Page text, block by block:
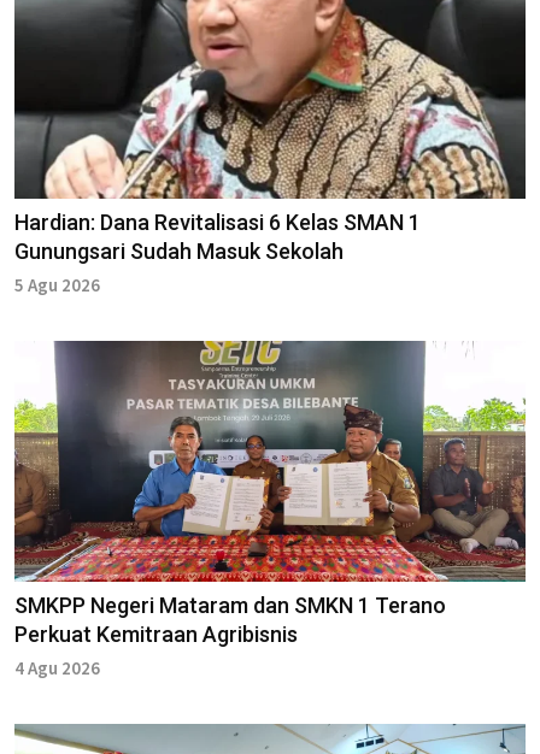
Hardian: Dana Revitalisasi 6 Kelas SMAN 1
Gunungsari Sudah Masuk Sekolah
5 Agu 2026
SMKPP Negeri Mataram dan SMKN 1 Terano
Perkuat Kemitraan Agribisnis
4 Agu 2026